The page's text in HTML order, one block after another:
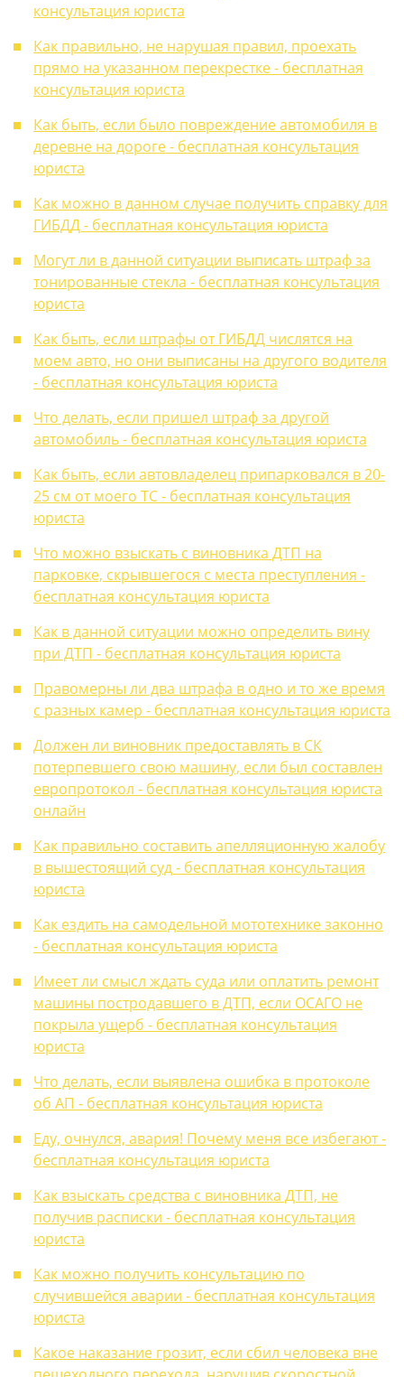
консультация юриста
Как правильно, не нарушая правил, проехать
прямо на указанном перекрестке - бесплатная
консультация юриста
Как быть, если было повреждение автомобиля в
деревне на дороге - бесплатная консультация
юриста
Как можно в данном случае получить справку для
ГИБДД - бесплатная консультация юриста
Могут ли в данной ситуации выписать штраф за
тонированные стекла - бесплатная консультация
юриста
Как быть, если штрафы от ГИБДД числятся на
моем авто, но они выписаны на другого водителя
- бесплатная консультация юриста
Что делать, если пришел штраф за другой
автомобиль - бесплатная консультация юриста
Как быть, если автовладелец припарковался в 20-
25 см от моего ТС - бесплатная консультация
юриста
Что можно взыскать с виновника ДТП на
парковке, скрывшегося с места преступления -
бесплатная консультация юриста
Как в данной ситуации можно определить вину
при ДТП - бесплатная консультация юриста
Правомерны ли два штрафа в одно и то же время
с разных камер - бесплатная консультация юриста
Должен ли виновник предоставлять в СК
потерпевшего свою машину, если был составлен
европротокол - бесплатная консультация юриста
онлайн
Как правильно составить апелляционную жалобу
в вышестоящий суд - бесплатная консультация
юриста
Как ездить на самодельной мототехнике законно
- бесплатная консультация юриста
Имеет ли смысл ждать суда или оплатить ремонт
машины постродавшего в ДТП, если ОСАГО не
покрыла ущерб - бесплатная консультация
юриста
Что делать, если выявлена ошибка в протоколе
об АП - бесплатная консультация юриста
Еду, очнулся, авария! Почему меня все избегают -
бесплатная консультация юриста
Как взыскать средства с виновника ДТП, не
получив расписки - бесплатная консультация
юриста
Как можно получить консультацию по
случившейся аварии - бесплатная консультация
юриста
Какое наказание грозит, если сбил человека вне